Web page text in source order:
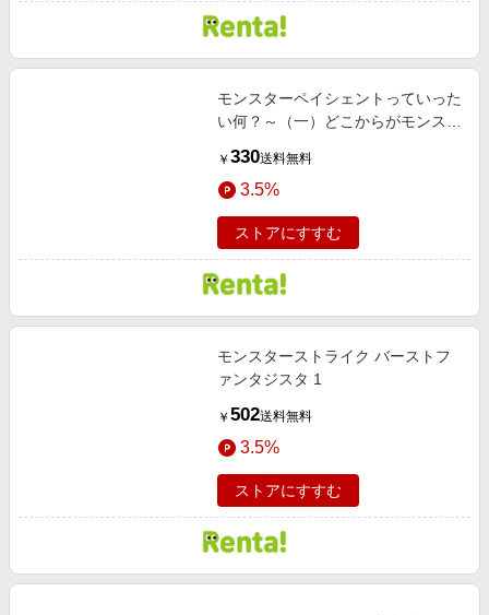
モンスターペイシェントっていった
い何？～（一）どこからがモンスタ
￥ 330送料無料
3.5%
ストアにすすむ
モンスターストライク バーストフ
ァンタジスタ 1
￥ 502送料無料
3.5%
ストアにすすむ